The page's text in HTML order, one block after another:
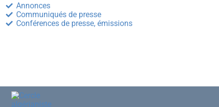
Annonces
Communiqués de presse
Conférences de presse, émissions